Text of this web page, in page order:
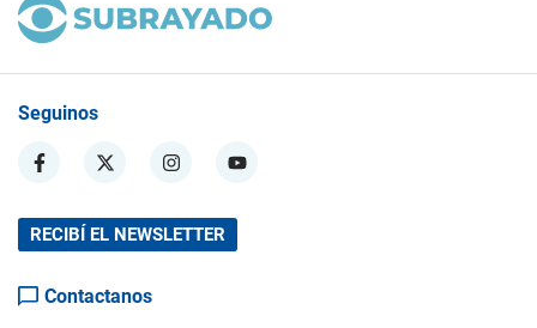
Seguinos
RECIBÍ EL NEWSLETTER
Contactanos